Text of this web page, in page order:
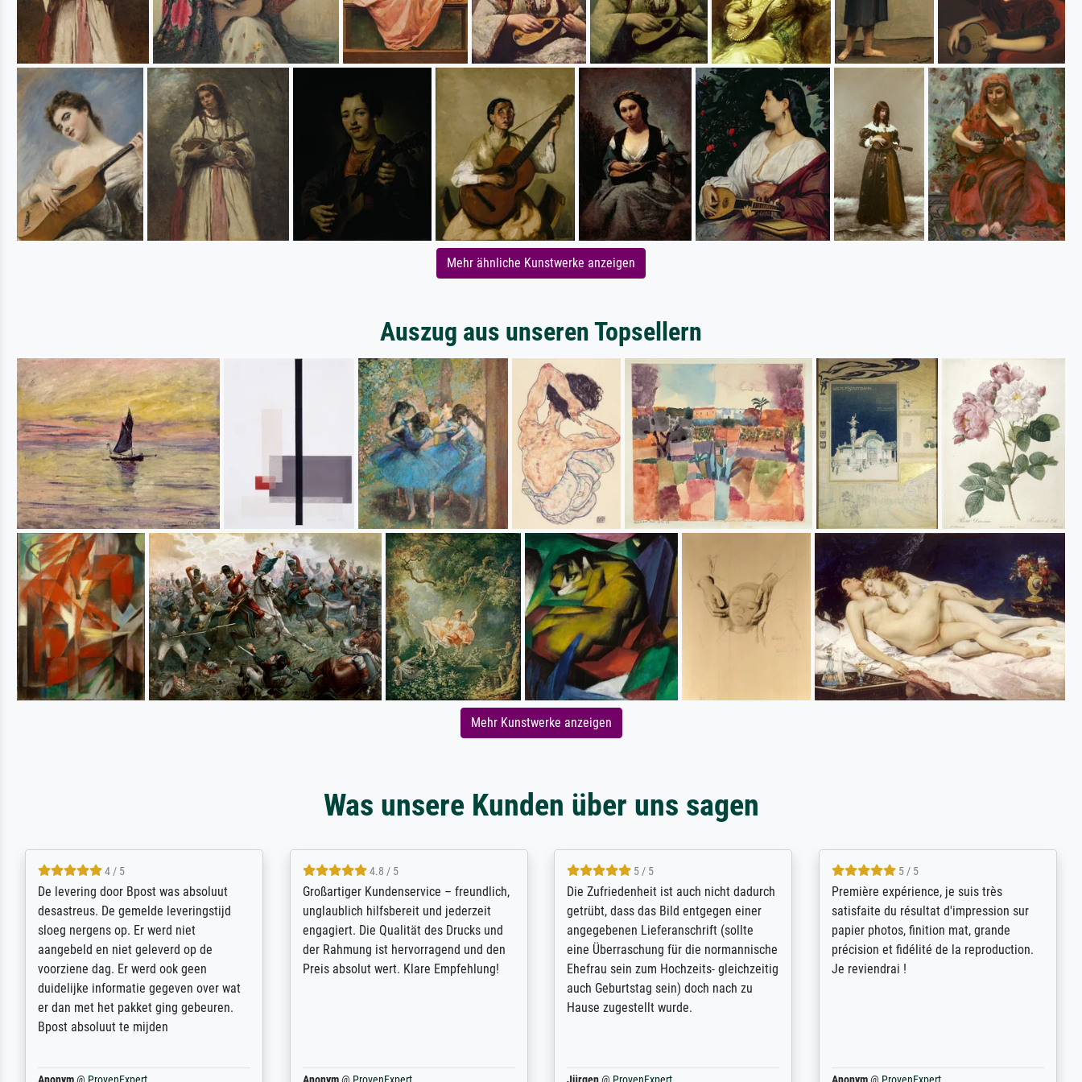
Mehr ähnliche Kunstwerke anzeigen
Auszug aus unseren Topsellern
Mehr Kunstwerke anzeigen
Was unsere Kunden über uns sagen
5 / 5
Sehr gute Qualität des Leinwanddrucks
und des Rahmens! Unser Bild wurde
sehr sorgfältig und sicher verpackt, so
dass es unbeschadet bei uns ankam. Es
wird nicht unser letzter Meisterdruck
sein. Vielen Dank!
5 / 5
Für ein Erinnerungsbuch mit der
Feldpost meines Großvaters aus dem 1.
Weltkrieg benötigte ich ein
ausdrucksvolles Bild. Das habe ich bei
Ihnen gefunden. Bei der Auswahl der
weiter. Vielen ...
4.8 / 5
Hervorragende Qualität. Man kann sich
vieles anpassen lassen, wie z.B.:
Randentfernung, Farbe, Helligkeit,
Kontrast und Weiteres. Sehr freundliche
Kontaktperson per Mail. Das Bild (ein
Kunstdruck) wurde sehr gut verpackt -
sehr starke Papprolle mit Plastikdeckeln
4.8 / 5
Qualité absolument irréprochable.
Extraordinaire diversité des thèmes
abordés et personnalisation des
demandes (recadrage, réajustement des
couleurs). Relation clientèle parfaite.